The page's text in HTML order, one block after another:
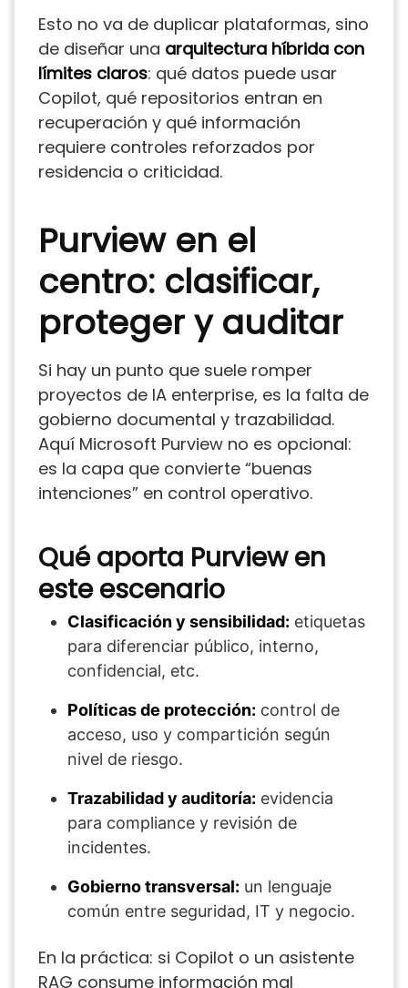
Esto no va de duplicar plataformas, sino
de diseñar una arquitectura híbrida con
límites claros: qué datos puede usar
Copilot, qué repositorios entran en
recuperación y qué información
requiere controles reforzados por
residencia o criticidad.
Purview en el
centro: clasificar,
proteger y auditar
Si hay un punto que suele romper
proyectos de IA enterprise, es la falta de
gobierno documental y trazabilidad.
Aquí Microsoft Purview no es opcional:
es la capa que convierte “buenas
intenciones” en control operativo.
Qué aporta Purview en
este escenario
Clasificación y sensibilidad: etiquetas
para diferenciar público, interno,
confidencial, etc.
Políticas de protección: control de
acceso, uso y compartición según
nivel de riesgo.
Trazabilidad y auditoría: evidencia
para compliance y revisión de
incidentes.
Gobierno transversal: un lenguaje
común entre seguridad, IT y negocio.
En la práctica: si Copilot o un asistente
RAG consume información mal